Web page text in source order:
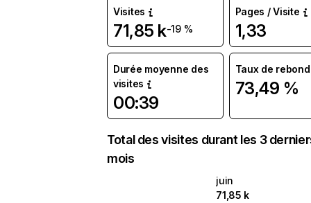
Visites
71,85 k-19 %
Pages / Visite
1,33
Durée moyenne des
visites
00:39
Taux de rebond
73,49 %
Total des visites durant les 3
mois
juin
71,85 k